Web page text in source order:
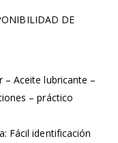
DE
Aceite lubricante –
– práctico
Fácil identificación